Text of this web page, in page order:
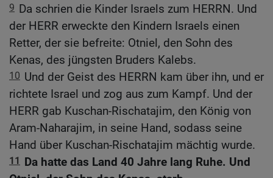
9 Da schrien die Kinder Israels zum HERRN. Und
der HERR erweckte den Kindern Israels einen
Retter, der sie befreite: Otniel, den Sohn des
Kenas, des jüngsten Bruders Kalebs.
10 Und der Geist des HERRN kam über ihn, und er
richtete Israel und zog aus zum Kampf. Und der
HERR gab Kuschan-Rischatajim, den König von
Aram-Naharajim, in seine Hand, sodass seine
Hand über Kuschan-Rischatajim mächtig wurde.
11
Da hatte das Land 40 Jahre lang Ruhe. Und